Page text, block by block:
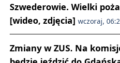
Szwederowie. Wielki
[wideo, zdjęcia] wczoraj,
Zmiany w ZUS. Na